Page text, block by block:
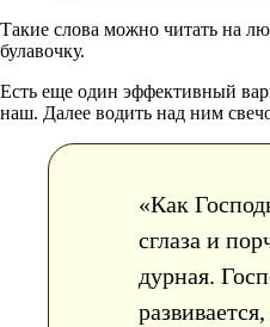
Такие слова можно читать на
булавочку.
Есть еще один эффективный
наш. Далее водить над ним
«Как
сглаза и
дурная.